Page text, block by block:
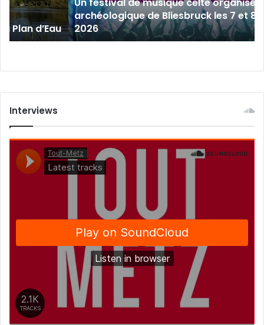
Plan d’Eau
parc
archéologique
de
Bliesbruck
8
Un festival de musique celte organisé
archéologique de Bliesbruck les 7 et 8
2026
Interviews